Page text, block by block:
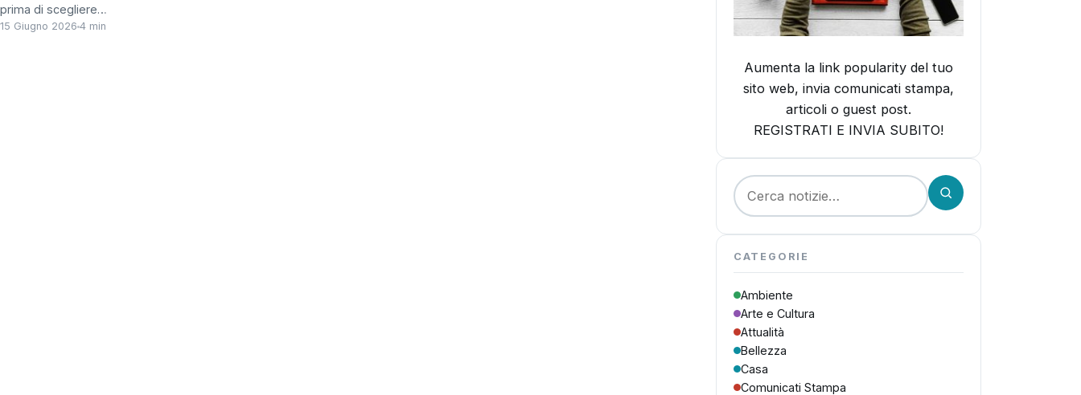
prima di scegliere…
15 Giugno 2026 4 min
Aumenta la link popularity del tuo
sito web, invia comunicati stampa,
articoli o guest post.
REGISTRATI E INVIA SUBITO!
Cerca:
CATEGORIE
Ambiente
Arte e Cultura
Attualità
Bellezza
Casa
Comunicati Stampa